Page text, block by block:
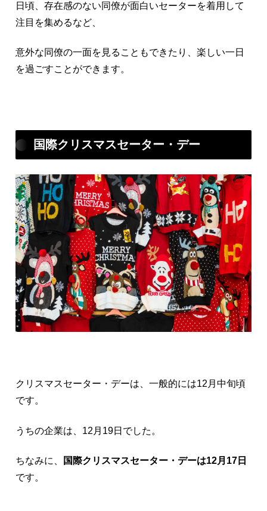
日頃、存在感のない同僚が面白いセーターを着用して
注目を集めるなど、
意外な同僚の一面を見ることもできたり、楽しい一日
を過ごすことができます。
国際クリスマスセーター・デー
クリスマスセーター・デーは、一般的には12月中旬頃
です。
うちの企業は、12月19日でした。
ちなみに、
国際クリスマスセーター・デーは12月17日
です。